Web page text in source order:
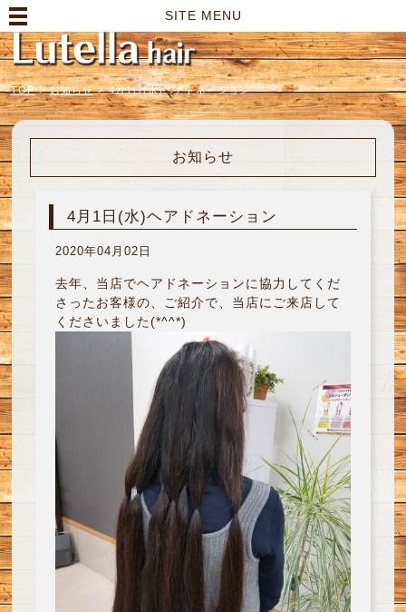
SITE MENU
TOP > お知らせ > 4月1日(水)ヘアドネーション
お知らせ
4月1日(水)ヘアドネーション
2020年04月02日
去年、当店でヘアドネーションに協力してくだ
さったお客様の、ご紹介で、当店にご来店して
くださいました(*^^*)